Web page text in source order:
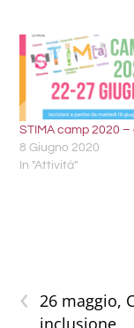
STIMA camp 2020 –
8 Giugno 2020
In "Attività"
‹
26 maggio,